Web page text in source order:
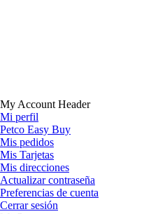
My Account Header
Mi perfil
Petco Easy Buy
Mis pedidos
Mis Tarjetas
Mis direcciones
Actualizar contraseña
Preferencias de cuenta
Cerrar sesión